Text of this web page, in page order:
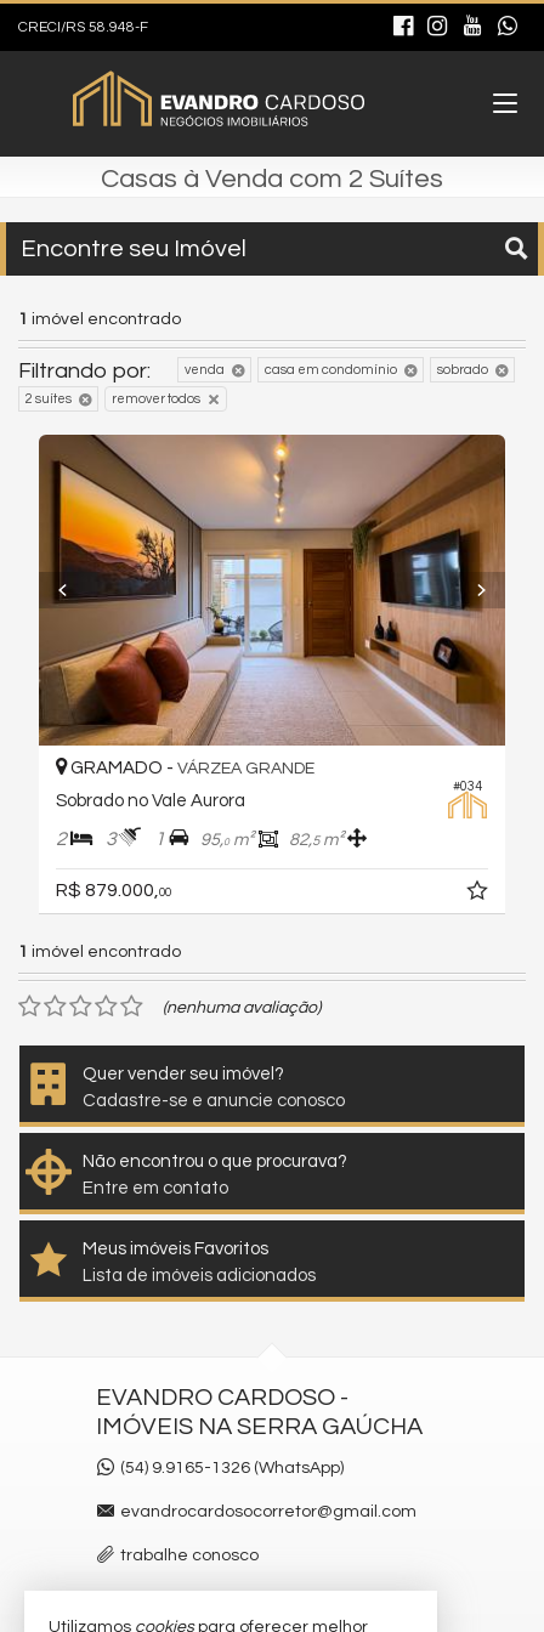
CRECI/RS 58.948-F
Casas à Venda com 2 Suítes
Encontre seu Imóvel
1 imóvel encontrado
Filtrando por: venda casa em condomínio sobrado
2 suítes remover todos
#034
GRAMADO - VÁRZEA GRANDE
Sobrado no Vale Aurora
2 3 1 95,0m² 82,5m²
R$ 879.000, 00
1 imóvel encontrado
(nenhuma avaliação)
Quer vender seu imóvel?
Cadastre-se e anuncie conosco
Não encontrou o que procurava?
Entre em contato
Meus imóveis Favoritos
Lista de imóveis adicionados
EVANDRO CARDOSO -
IMÓVEIS NA SERRA GAÚCHA
(54) 9.9165-1326 (WhatsApp)
evandrocardosocorretor@gmail.com
trabalhe conosco
Utilizamos cookiespara oferecer melhor